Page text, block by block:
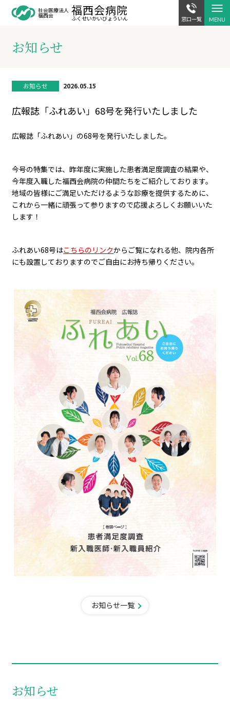
社会医療法人
福西会 ふくせいかいびょういん
福西会病院
駐車場案内 交通アクセス
窓口一覧
お知らせ
お知らせ 2026.05.15
広報誌「ふれあい」68号を発行いたしました
広報誌「ふれあい」の68号を発行いたしました。
今号の特集では、昨年度に実施した患者満足度調査の結果や、
今年度入職した福西会病院の仲間たちをご紹介しております。
地域の皆様にご満足いただけるような診療を提供するために、
これから一緒に頑張って参りますので応援よろしくお願いいた
します！
ふれあい68号はこちらのリンクからご覧になれる他、院内各所
にも設置しておりますのでご自由にお持ち帰りください。
お知らせ一覧
お知らせ